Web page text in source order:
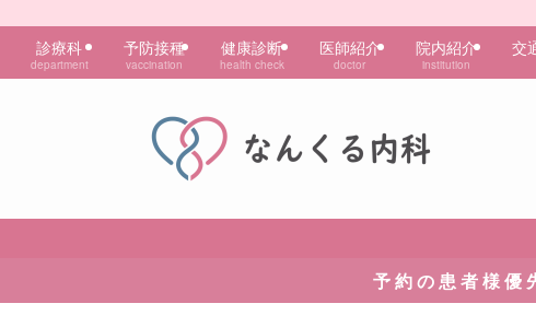
診療科
department
予防接種
vaccination
健康診断
health check
医師紹介
doctor
院内紹介
institution
交
予 約 の 患 者 様 優 先 で 診